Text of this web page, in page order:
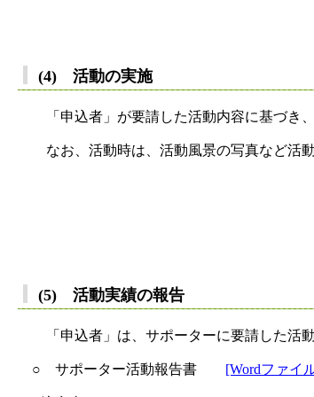
(4) 活動の実施
「申込者」が要請した活動内容に基づき、
なお、活動時は、活動風景の写真など活動
(5) 活動実績の報告
「申込者」は、サポーターに要請した活動
○ サポーター活動報告書 [Wordファイ